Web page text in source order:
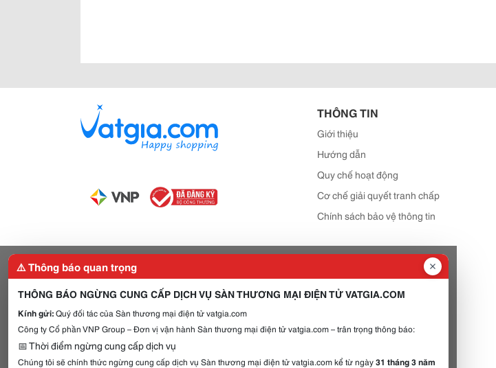
THÔNG TIN
Giới thiệu
Hướng dẫn
Quy chế hoạt động
Cơ chế giải quyết tranh chấp
Chính sách bảo vệ thông tin
⚠️ Thông báo quan trọng
THÔNG BÁO NGỪNG CUNG CẤP DỊCH VỤ SÀN THƯƠNG MẠI ĐIỆN TỬ VATGIA.COM
Kính gửi:Quý đối tác của Sàn thương mại điện tử vatgia.com
Công ty Cổ phần VNP Group – Đơn vị vận hành Sàn thương mại điện tử vatgia.com – trân trọng thông báo:
📅 Thời điểm ngừng cung cấp dịch vụ
Chúng tôi sẽ chính thức ngừng cung cấp dịch vụ Sàn thương mại điện tử vatgia.com kể từ ngày31 tháng 3 năm